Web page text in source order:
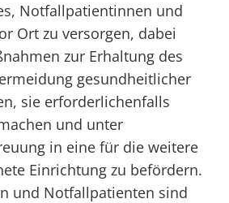
Notfallpatientinnen und
Ort zu versorgen, dabei
zur Erhaltung des
gesundheitlicher
sie erforderlichenfalls
und unter
in eine für die weitere
Einrichtung zu befördern.
und Notfallpatienten sind